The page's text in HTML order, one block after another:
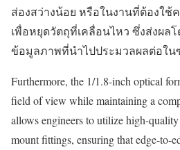
ส่องสว่างน้อย หรือในงานที่ต้องใช้
เพื่อหยุดวัตถุที่เคลื่อนไหว ซึ่งส่งผล
ข้อมูลภาพที่นำไปประมวลผลต่อใ
Furthermore, the 1/1.8-inch optical
field of view while maintaining a
allows engineers to utilize high-
mount fittings, ensuring that edge-to-